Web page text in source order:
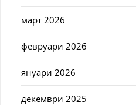
март 2026
февруари 2026
януари 2026
декември 2025